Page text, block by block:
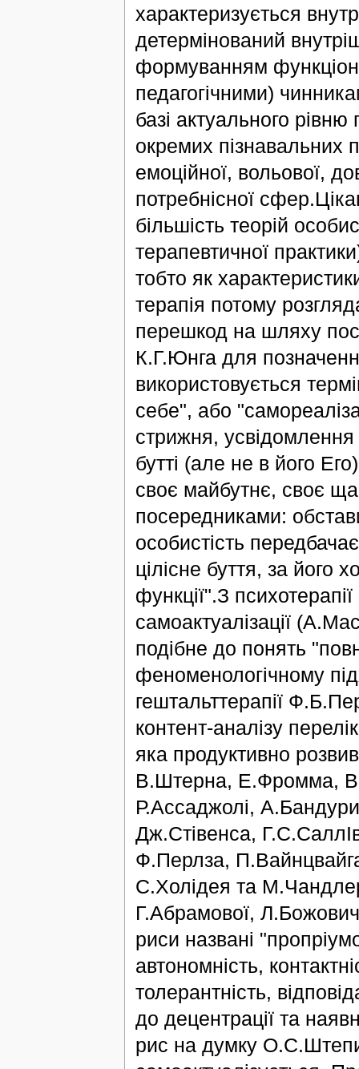
характеризується
детермінований
формуванням
педагогічними)
базі актуального рівню
окремих пізнавальних
емоційної, вольової,
потребнісної
більшість теорій
терапевтичної
тобто як
терапія потому
перешкод на шляху
К.Г.Юнга для
використовується
себе", або
стрижня,
бутті (але не в його
своє майбутнє, своє
посередниками:
особистість
цілісне буття, за його
функції".З
самоактуалізації
подібне до понять
феноменологічному
гештальттерапії
контент-аналізу
яка продуктивно
В.Штерна, Е.Фромма,
Р.Ассаджолі,
Дж.Стівенса,
Ф.Перлза,
С.Холідея та
Г.Абрамової,
риси названі
автономність,
толерантність,
до децентрації та
рис на думку